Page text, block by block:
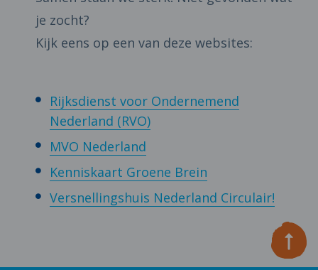
je zocht?
Kijk eens op een van deze websites:
Rijksdienst voor Ondernemend
Nederland (RVO)
MVO Nederland
Kenniskaart Groene Brein
Versnellingshuis Nederland Circulair!